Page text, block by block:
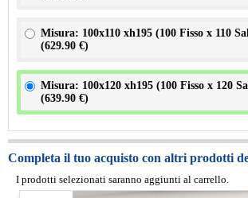
Misura: 100x110 xh195 (100 Fisso x 110
(629.90 €)
Misura: 100x120 xh195 (100 Fisso x 120
(639.90 €)
Completa il tuo acquisto con altri prodotti
I prodotti selezionati saranno aggiunti al carrello.